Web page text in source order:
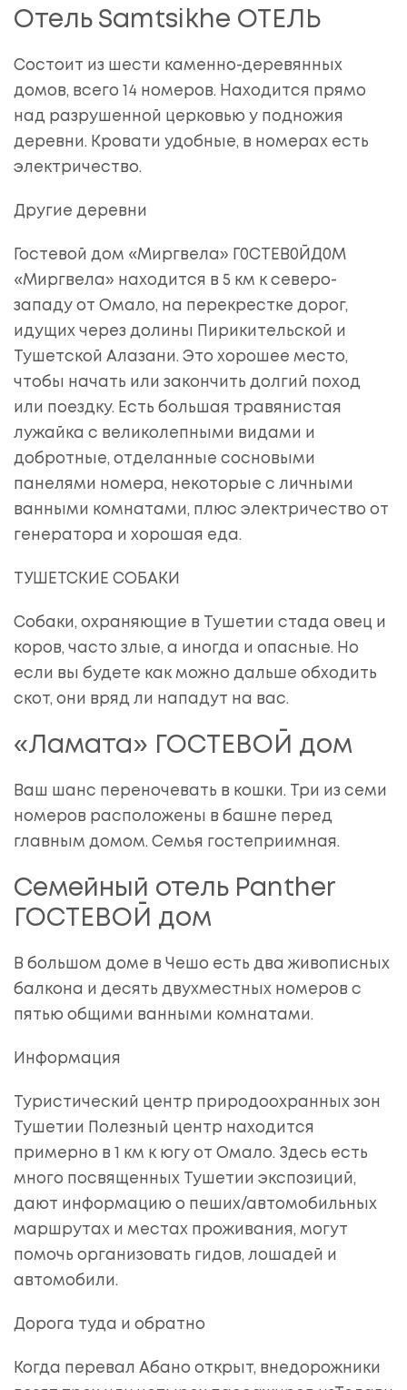
Отель Samtsikhe ОТЕЛЬ
Состоит из шести каменно-деревянных
домов, всего 14 номеров. Находится прямо
над разрушенной церковью у подножия
деревни. Кровати удобные, в номерах есть
электричество.
Другие деревни
Гостевой дом «Миргвела» Г0СТЕВ0ЙД0М
«Миргвела» находится в 5 км к северо-
западу от Омало, на перекрестке дорог,
идущих через долины Пирикительской и
Тушетской Алазани. Это хорошее место,
чтобы начать или закончить долгий поход
или поездку. Есть большая травянистая
лужайка с великолепными видами и
добротные, отделанные сосновыми
панелями номера, некоторые с личными
ванными комнатами, плюс электричество от
генератора и хорошая еда.
ТУШЕТСКИЕ СОБАКИ
Собаки, охраняющие в Тушетии стада овец и
коров, часто злые, а иногда и опасные. Но
если вы будете как можно дальше обходить
скот, они вряд ли нападут на вас.
«Ламата» ГОСТЕВОЙ дом
Ваш шанс переночевать в кошки. Три из семи
номеров расположены в башне перед
главным домом. Семья гостеприимная.
Семейный отель Panther
ГОСТЕВОЙ дом
В большом доме в Чешо есть два живописных
балкона и десять двухместных номеров с
пятью общими ванными комнатами.
Информация
Туристический центр природоохранных зон
Тушетии Полезный центр находится
примерно в 1 км к югу от Омало. Здесь есть
много посвященных Тушетии экспозиций,
дают информацию о пеших/автомобильных
маршрутах и местах проживания, могут
помочь организовать гидов, лошадей и
автомобили.
Дорога туда и обратно
Когда перевал Абано открыт, внедорожники